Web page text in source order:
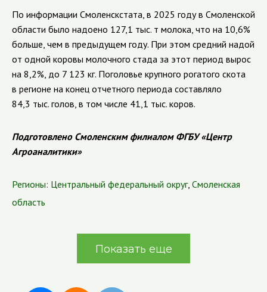
По информации Смоленскстата, в 2025 году в Смоленской
области было надоено 127,1 тыс. т молока, что на 10,6%
больше, чем в предыдущем году. При этом средний надой
от одной коровы молочного стада за этот период вырос
на 8,2%, до 7 123 кг. Поголовье крупного рогатого скота
в регионе на конец отчетного периода составляло
84,3 тыс. голов, в том числе 41,1 тыс. коров.
Подготовлено Смоленским филиалом ФГБУ «Центр
Агроаналитики»
Регионы: Центральный федеральный округ, Смоленская
область
Показать еще